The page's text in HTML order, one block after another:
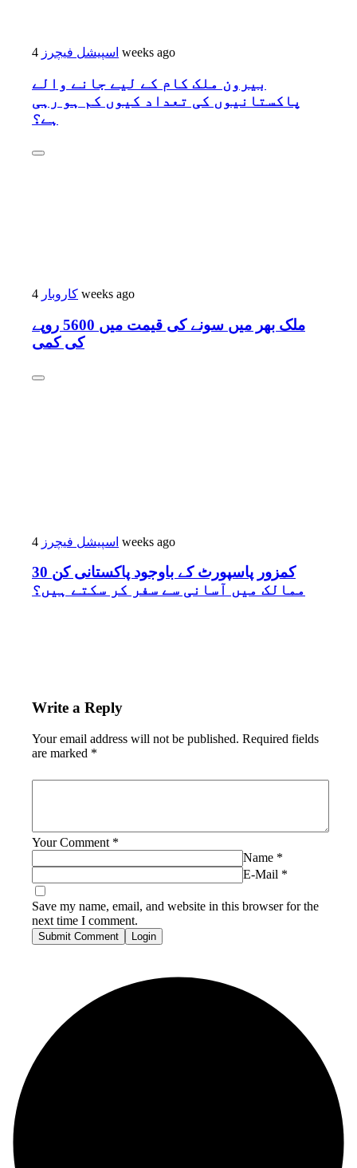
اسپیشل فیچرز 4 weeks ago
بیرون ملک کام کے لیے جانے والے
پاکستانیوں کی تعداد کیوں کم ہو رہی
ہے؟
کاروبار 4 weeks ago
ملک بھر میں سونے کی قیمت میں 5600 روپے
کی کمی
اسپیشل فیچرز 4 weeks ago
کمزور پاسپورٹ کے باوجود پاکستانی کن 30
ممالک میں آسانی سے سفر کر سکتے ہیں؟
Write a Reply
Your email address will not be published. Required fields
are marked *
Your Comment *
Name *
E-Mail *
Save my name, email, and website in this browser for the
next time I comment.
Submit Comment Login